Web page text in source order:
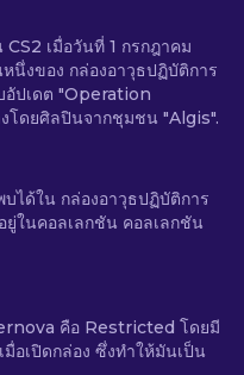
เมื่อวันที่ 1 กรกฎาคม
นึ่งของ กล่องอาวุธปฏิบัติการ
ปเดต "Operation
โดยศิลปินจากชุมชน "Algis".
ได้ใน กล่องอาวุธปฏิบัติการ
ในคอลเลกชัน คอลเลกชัน
คือ Restricted โดยมี
อเปิดกล่อง ซึ่งทำให้มันเป็น